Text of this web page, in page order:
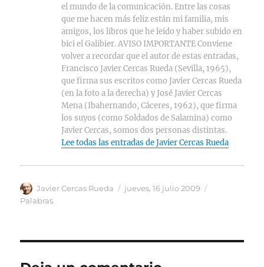
el mundo de la comunicación. Entre las cosas
que me hacen más feliz están mi familia, mis
amigos, los libros que he leído y haber subido en
bici el Galibier. AVISO IMPORTANTE Conviene
volver a recordar que el autor de estas entradas,
Francisco Javier Cercas Rueda (Sevilla, 1965),
que firma sus escritos como Javier Cercas Rueda
(en la foto a la derecha) y José Javier Cercas
Mena (Ibahernando, Cáceres, 1962), que firma
los suyos (como Soldados de Salamina) como
Javier Cercas, somos dos personas distintas.
Lee todas las entradas de Javier Cercas Rueda
Autor
Javier Cercas Rueda
Publicado
jueves, 16 julio 2009
Palabras